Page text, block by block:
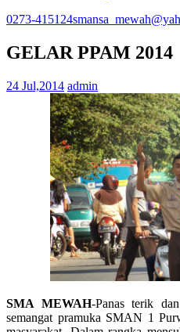
0273-415124
GELAR PPAM 2014
24 Jul,2014 admin
SMA MEWAH-Panas terik
semangat pramuka SMAN 1